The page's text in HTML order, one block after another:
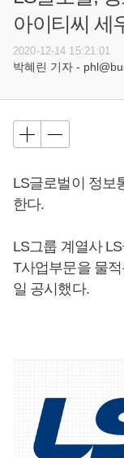
아이티씨 세
2020-12-14 15:21:01
박혜린 기자 -
LS글로벌이 정보
한다.
LS그룹 계열사
T사업부문을 물
일 공시했다.